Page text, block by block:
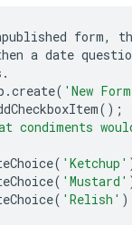
form,
a date
.
.create( 'New
();
condiments
( 'Ketchup'
( 'Mustard'
( 'Relish' )